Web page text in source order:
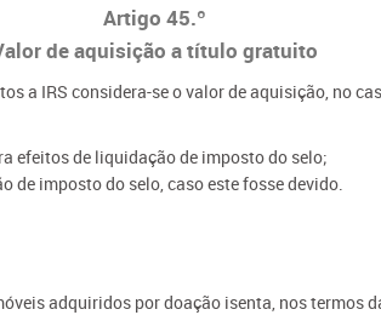
Artigo 45.º
de aquisição a título gratuito
a IRS considera-se o valor de aquisição, no
efeitos de liquidação de imposto do selo;
de imposto do selo, caso este fosse devido.
adquiridos por doação isenta, nos termos